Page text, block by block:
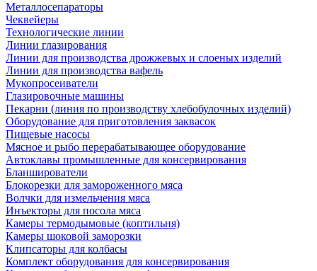
Металлосепараторы
Чеквейеры
Технологические линии
Линии глазирования
Линии для производства дрожжевых и слоеных изделий
Линии для производства вафель
Мукопросеиватели
Глазировочные машины
Пекарни (линия по производству хлебобулочных изделий)
Оборудование для приготовления заквасок
Пищевые насосы
Мясное и рыбо перерабатывающее оборудование
Автоклавы промышленные для консервирования
Бланширователи
Блокорезки для замороженного мяса
Волчки для измельчения мяса
Инъекторы для посола мяса
Камеры термодымовые (коптильня)
Камеры шоковой заморозки
Клипсаторы для колбасы
Комплект оборудования для консервирования